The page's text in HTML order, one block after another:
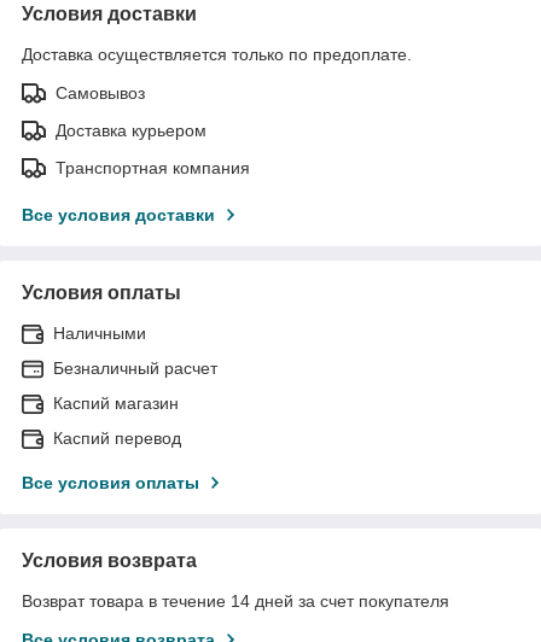
Условия доставки
Доставка осуществляется только по предоплате.
Самовывоз
Доставка курьером
Транспортная компания
Все условия доставки
Условия оплаты
Наличными
Безналичный расчет
Каспий магазин
Каспий перевод
Все условия оплаты
Условия возврата
Возврат товара в течение 14 дней за счет покупателя